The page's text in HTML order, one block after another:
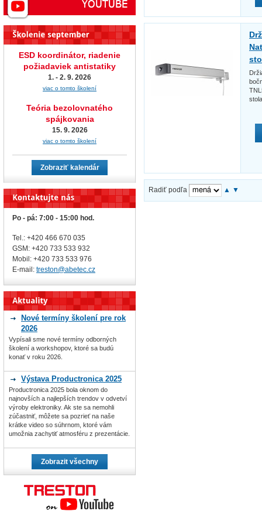
Radiť podľa ▲ ▼
ESD koordinátor, riadenie
požiadaviek antistatiky
1. - 2. 9. 2026
viac o tomto školení
Teória bezolovnatého
spájkovania
15. 9. 2026
viac o tomto školení
Zobraziť kalendár
Po - pá: 7:00 - 15:00 hod.
Tel.: +420 466 670 035
GSM: +420 733 533 932
Mobil: +420 733 533 976
E-mail: treston@abetec.cz
Nové termíny školení pre rok
2026
Vypísali sme nové termíny odborných
školení a workshopov, ktoré sa budú
konať v roku 2026.
Výstava Productronica 2025
Productronica 2025 bola oknom do
najnovších a najlepších trendov v odvetví
výroby elektroniky. Ak ste sa nemohli
zúčastniť, môžete sa pozrieť na naše
krátke video so súhrnom, ktoré vám
umožnia zachytiť atmosféru z prezentácie.
Zobrazit všechny